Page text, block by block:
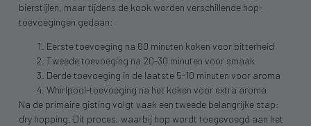
bierstijlen, maar tijdens de kook worden verschillende hop-
toevoegingen gedaan:
Eerste toevoeging na 60 minuten koken voor bitterheid
Tweede toevoeging na 20-30 minuten voor smaak
Derde toevoeging in de laatste 5-10 minuten voor aroma
Whirlpool-toevoeging na het koken voor extra aroma
Na de primaire gisting volgt vaak een tweede belangrijke stap:
dry hopping. Dit proces, waarbij hop wordt toegevoegd aan het